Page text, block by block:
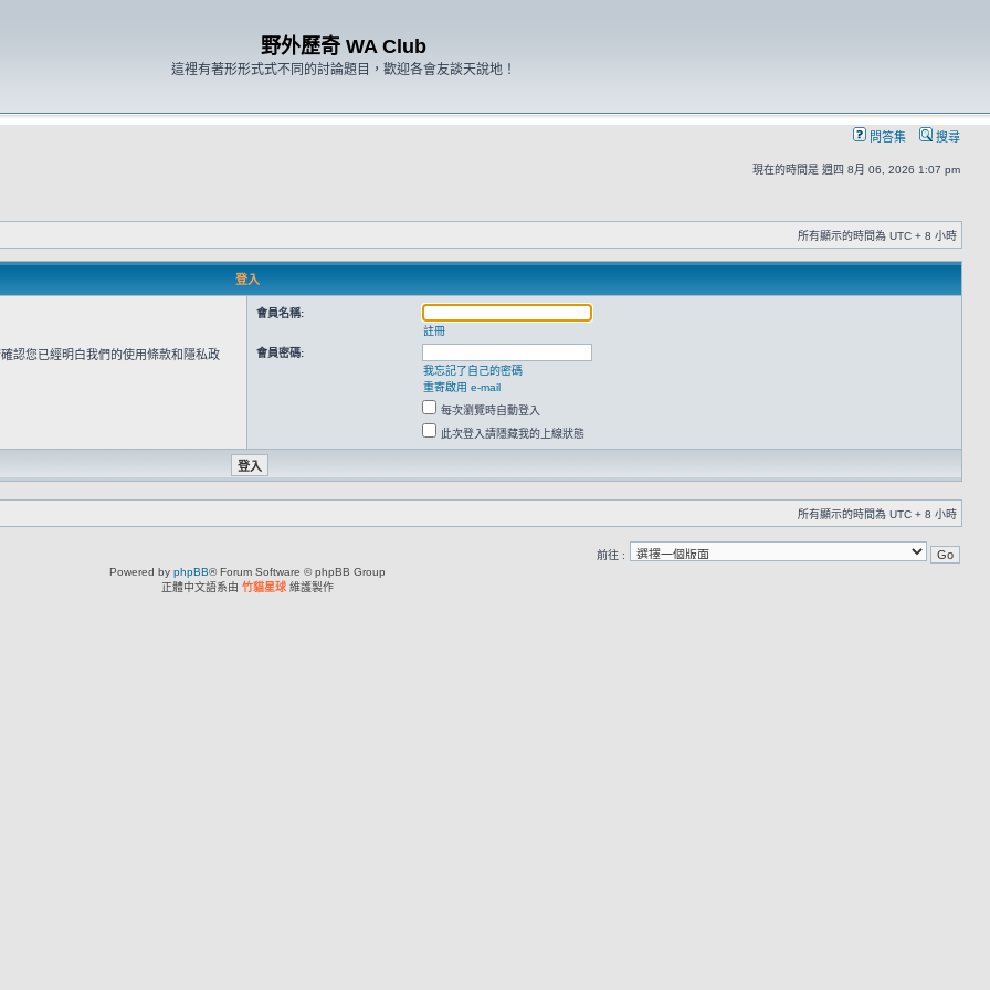
野外歷奇 WA Club
這裡有著形形式式不同的討論題目，歡迎各會友談天說地！
問答集 搜尋
現在的時間是 週四 8月 06, 2026 1:07 pm
所有顯示的時間為 UTC + 8 小時
登入
認您已經明白我們的使用條款和隱私政
會員名稱:
註冊
會員密碼:
我忘記了自己的密碼
重寄啟用 e-mail
每次瀏覽時自動登入
此次登入請隱藏我的上線狀態
所有顯示的時間為 UTC + 8 小時
前往 :
Powered by phpBB® Forum Software © phpBB Group
正體中文語系由 竹貓星球 維護製作